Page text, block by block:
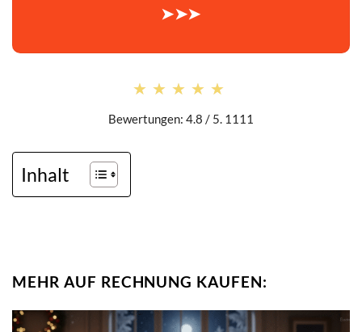
➤➤➤
★★★★★
★★★★★
Bewertungen: 4.8 / 5. 1111
Inhalt
MEHR AUF RECHNUNG KAUFEN: